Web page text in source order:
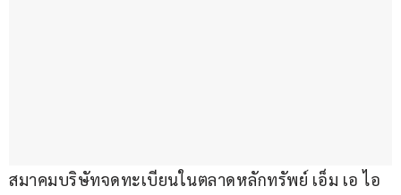
สมาคมบริษัทจดทะเบียนในตลาดหลักทรัพย์ เอ็ม เอ ไอ